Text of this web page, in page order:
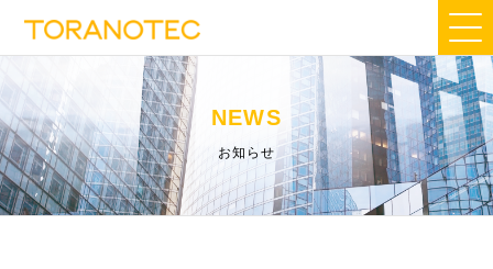
NEWS
お知らせ